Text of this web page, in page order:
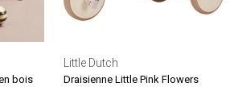
bois
Little Dutch
Draisienne Little Pink Flowers